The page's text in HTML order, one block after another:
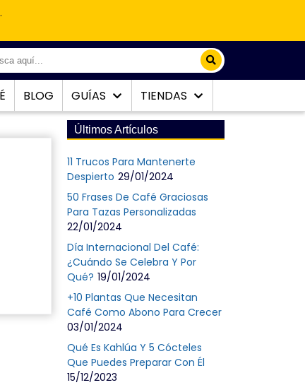
BLOG GUÍAS TIENDAS
Últimos Artículos
11 Trucos Para Mantenerte
Despierto 29/01/2024
50 Frases De Café Graciosas
Para Tazas Personalizadas
22/01/2024
Día Internacional Del Café:
¿Cuándo Se Celebra Y Por
Qué? 19/01/2024
+10 Plantas Que Necesitan
Café Como Abono Para Crecer
03/01/2024
Qué Es Kahlúa Y 5 Cócteles
Que Puedes Preparar Con Él
15/12/2023